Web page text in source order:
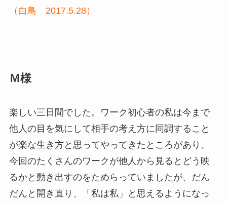
（白鳥 2017.5.28）
Ｍ様
楽しい三日間でした。ワーク初心者の私は今まで
他人の目を気にして相手の考え方に同調すること
が楽な生き方と思ってやってきたところがあり、
今回のたくさんのワークが他人から見るとどう映
るかと動き出すのをためらっていましたが、だん
だんと開き直り、「私は私」と思えるようになっ